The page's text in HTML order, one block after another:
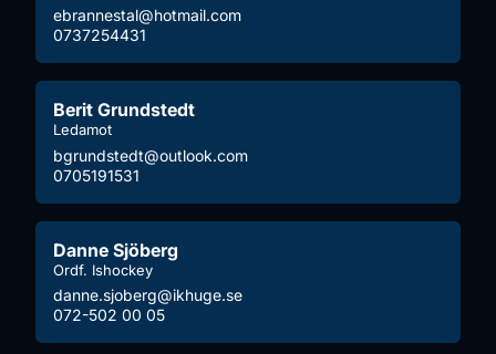
ebrannestal@hotmail.com
0737254431
Berit Grundstedt
Ledamot
bgrundstedt@outlook.com
0705191531
Danne Sjöberg
Ordf. Ishockey
danne.sjoberg@ikhuge.se
072-502 00 05